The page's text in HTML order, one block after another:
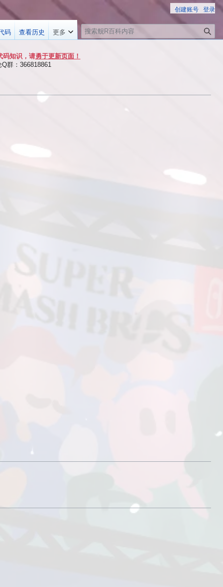
码知识，请勇于更新页面！
群：366818861
创建账号 登录
码 查看历史 更多
搜
索